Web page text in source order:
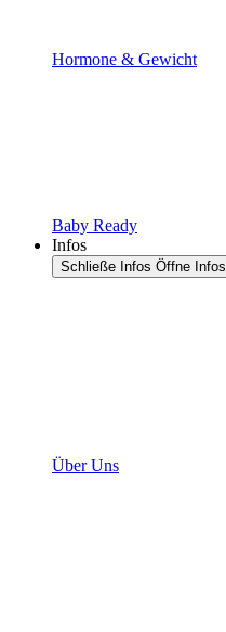
Hormone & Gewicht
Baby Ready
Infos
Schließe Infos Öffne Infos
Über Uns